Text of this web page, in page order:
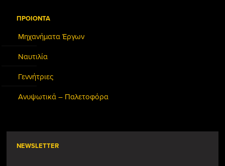
ΠΡΟΙΟΝΤΑ
Μηχανήματα Έργων
Ναυτιλία
Γεννήτριες
Ανυψωτικά – Παλετοφόρα
NEWSLETTER